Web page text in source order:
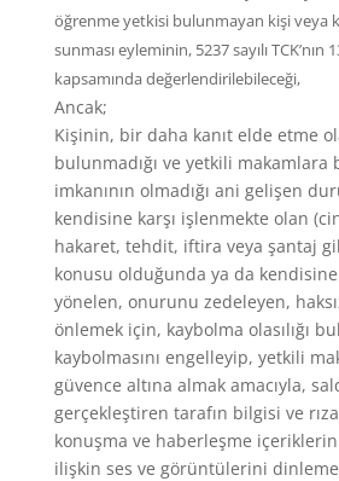
öğrenme yetkisi bulunmayan kişi veya
sunması eyleminin, 5237 sayılı TCK’nın
kapsamında değerlendirilebileceği,
Ancak;
Kişinin, bir daha kanıt elde etme
bulunmadığı ve yetkili makamlara
imkanının olmadığı ani gelişen
kendisine karşı işlenmekte olan
hakaret, tehdit, iftira veya şantaj
konusu olduğunda ya da
yönelen, onurunu zedeleyen,
önlemek için, kaybolma olasılığı
kaybolmasını engelleyip, yetkili
güvence altına almak amacıyla,
gerçekleştiren tarafın bilgisi ve
konuşma ve haberleşme
ilişkin ses ve görüntülerini